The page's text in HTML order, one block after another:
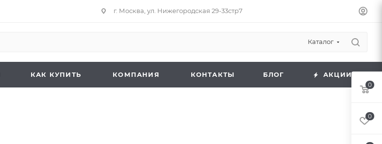
г. Москва, ул. Нижегородская 29-33стр7
Каталог
КАК КУПИТЬ КОМПАНИЯ КОНТАКТЫ БЛОГ АКЦИИ
0
0